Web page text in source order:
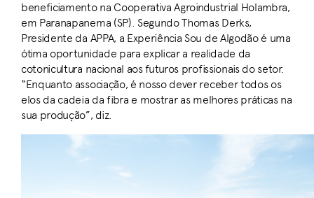
beneficiamento na Cooperativa Agroindustrial Holambra,
em Paranapanema (SP). Segundo Thomas Derks,
Presidente da APPA, a Experiência Sou de Algodão é uma
ótima oportunidade para explicar a realidade da
cotonicultura nacional aos futuros profissionais do setor.
“Enquanto associação, é nosso dever receber todos os
elos da cadeia da fibra e mostrar as melhores práticas na
sua produção”, diz.